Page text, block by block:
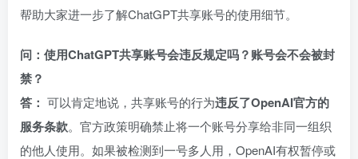
帮助大家进一步了解ChatGPT共享账号的使用细节。
问：使用ChatGPT共享账号会违反规定吗？账号会不会被封
禁？
答： 可以肯定地说，共享账号的行为违反了OpenAI官方的
服务条款。官方政策明确禁止将一个账号分享给非同一组织
的他人使用。如果被检测到一号多人用，OpenAI有权暂停或